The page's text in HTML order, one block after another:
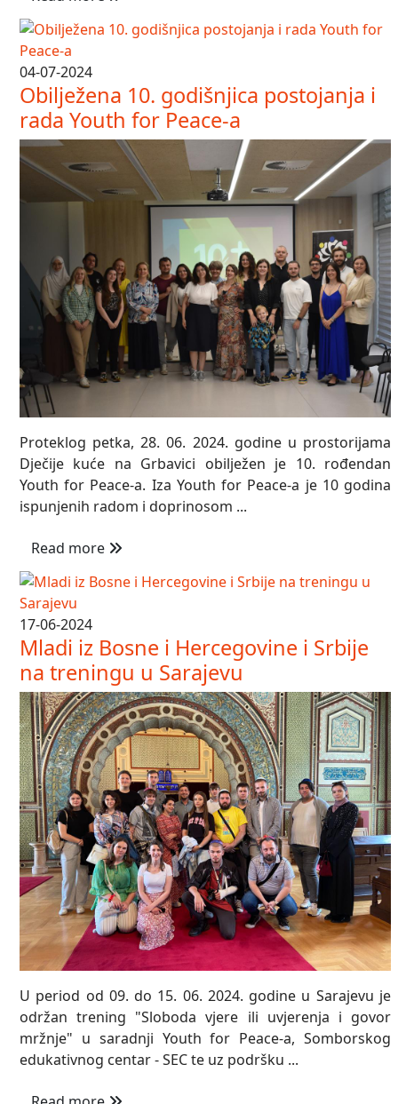
04-07-2024
Obilježena 10. godišnjica postojanja i
rada Youth for Peace-a
Proteklog petka, 28. 06. 2024. godine u prostorijama
Dječije kuće na Grbavici obilježen je 10. rođendan
Youth for Peace-a. Iza Youth for Peace-a je 10 godina
ispunjenih radom i doprinosom ...
Read more
17-06-2024
Mladi iz Bosne i Hercegovine i Srbije
na treningu u Sarajevu
U period od 09. do 15. 06. 2024. godine u Sarajevu je
održan trening "Sloboda vjere ili uvjerenja i govor
mržnje" u saradnji Youth for Peace-a, Somborskog
edukativnog centar - SEC te uz podršku ...